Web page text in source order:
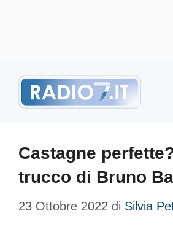
Castagne
trucco di Bruno
23 Ottobre 2022 di Silvia